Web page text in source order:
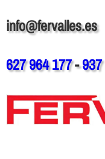
info@fervalles.es
627 964 177-